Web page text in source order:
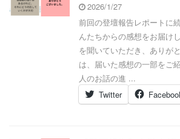
2026/1/27
前回の登壇報告レポートに
んたちからの感想をお届け
を聞いていただき、ありが
は、届いた感想の一部をご
人のお話の進 ...
Twitter